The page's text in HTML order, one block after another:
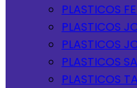
PLASTICOS
PLASTICOS
PLASTICOS
PLASTICOS
PLASTICOS